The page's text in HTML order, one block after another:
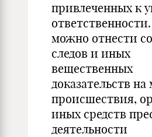
привлеченных к
можно отнести
следов и иных
вещественных
доказательств на
происшествия,
иных средств
деятельности